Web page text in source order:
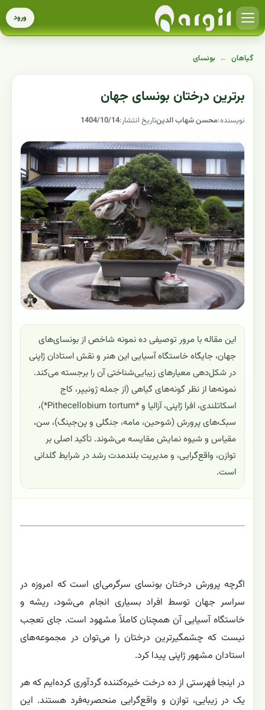
ورود
گیاهان ← بونسای
برترین درختان بونسای جهان
نویسنده:محسن شهاب الدینتاریخ انتشار:1404/10/14
این مقاله با مرور توصیفی ده نمونه شاخص از بونسای‌های
جهان، جایگاه خاستگاه آسیایی این هنر و نقش استادان ژاپنی
در شکل‌دهی معیارهای زیبایی‌شناختی آن را برجسته می‌کند.
نمونه‌ها از نظر گونه‌های گیاهی (از جمله ژونیپر، کاج
اسکاتلندی، افرا ژاپنی، آزالیا و *Pithecellobium tortum*)،
سبک‌های پرورش (شوحین، مامه، جنگلی و پن‌جینگ)، سن،
مقیاس و شیوه نمایش مقایسه می‌شوند. تأکید اصلی بر
توازن، واقع‌گرایی، و مدیریت بلندمدت رشد در شرایط گلدانی
است.
اگرچه پرورش درختان بونسای سرگرمی‌ای است که امروزه در
سراسر جهان توسط افراد بسیاری انجام می‌شود، ریشه و
خاستگاه آسیایی آن همچنان کاملاً مشهود است. جای تعجب
نیست که چشمگیرترین درختان را می‌توان در مجموعه‌های
استادان مشهور ژاپنی پیدا کرد.
در اینجا فهرستی از ده درخت خیره‌کننده گردآوری کرده‌ایم که هر
یک در زیبایی، توازن و واقع‌گرایی منحصربه‌فرد هستند. این